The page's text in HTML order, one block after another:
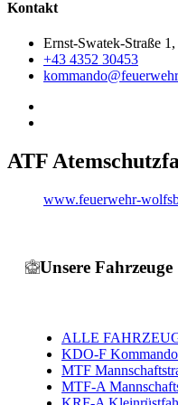
Kontakt
Ernst-Swatek-Straße
+43 4352 30453
ATF
www.feuerwehr-
Unsere Fahrzeuge
ALLE
KDO-F
MTF
MTF-A